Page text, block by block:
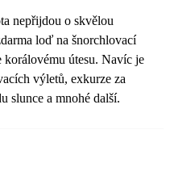
nepřijdou o skvělou
loď na šnorchlovací
útesu. Navíc je
výletů, exkurze za
slunce a mnohé další.